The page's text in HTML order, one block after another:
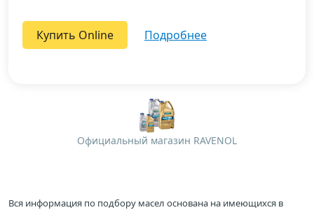
Купить Online подробнее
Официальный магазин RAVENOL
Вся информация по подбору масел основана на имеющихся в